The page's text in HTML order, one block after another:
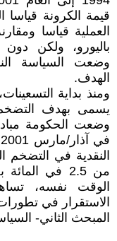
قيمة الكرونة قياسا
العملية قياسا
باليورو، ولكن دون
وضعت السياسة
الهدف.
ومنذ بداية
يسمى بهدف التضخم
وضعت الحكومة
النقدية في التضخم
من 2.5 في
الوقت نفسه،
الاستقرار في تطورات
المبحث الثاني-